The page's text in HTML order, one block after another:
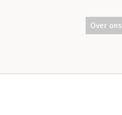
Over ons